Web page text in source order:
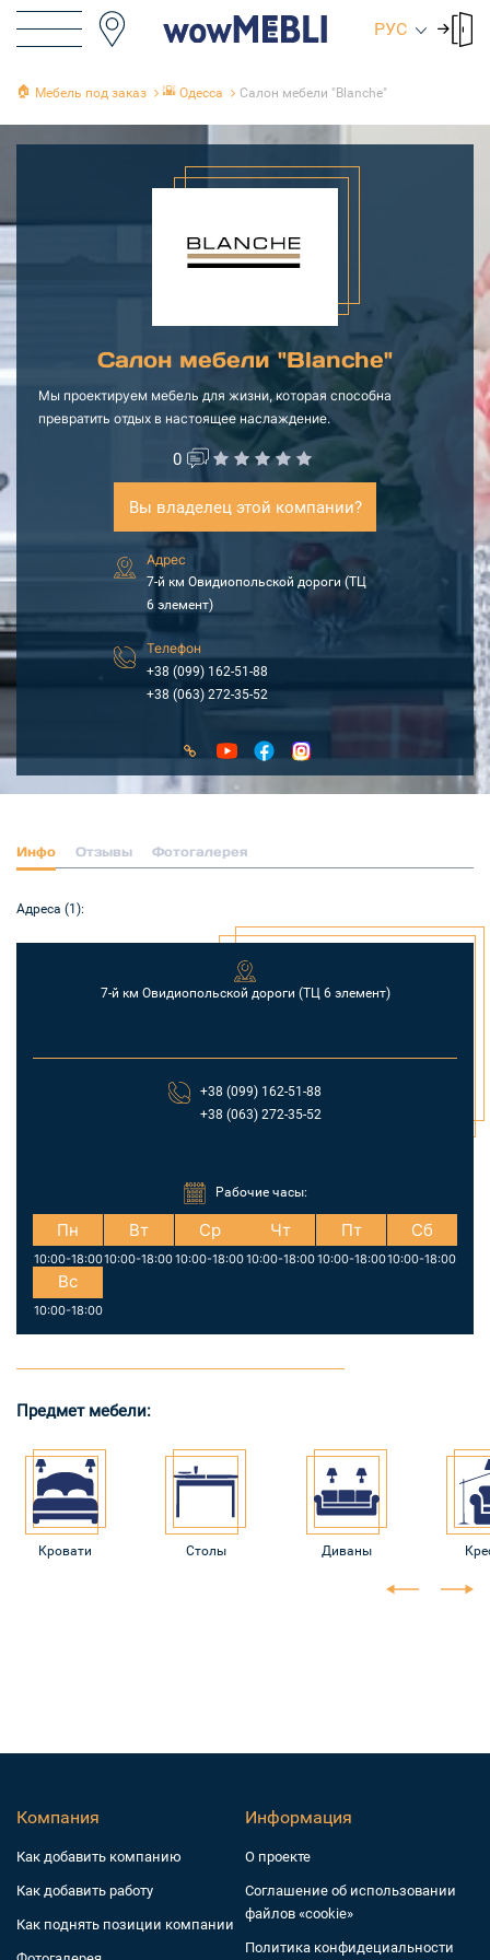
РУС
🏠 Мебель под заказ 🌇 Одесса Салон мебели "Blanche"
Салон мебели "Blanche"
Мы проектируем мебель для жизни, которая способна
превратить отдых в настоящее наслаждение.
0
Вы владелец этой компании?
Адрес
7-й км Овидиопольской дороги (ТЦ
6 элемент)
Телефон
+38 (099) 162-51-88
+38 (063) 272-35-52
Инфо Отзывы Фотогалерея
Адреса (1):
7-й км Овидиопольской дороги (ТЦ 6 элемент)
+38 (099) 162-51-88
+38 (063) 272-35-52
Рабочие часы:
Пн
10:00-18:00
Вт
10:00-18:00
Ср
10:00-18:00
Чт
10:00-18:00
Пт
10:00-18:00
Сб
10:00-18:00
Вс
10:00-18:00
Предмет мебели:
Кровати Столы Диваны
Компания
Как добавить компанию
Как добавить работу
Как поднять позиции компании
Информация
О проекте
Соглашение об использовании
файлов «cookie»
Политика конфидециальности